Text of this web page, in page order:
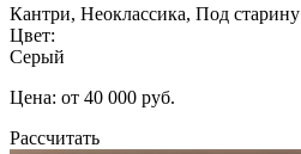
Кантри, Неоклассика, Под старину
Цвет:
Серый
Цена: от 40 000 руб.
Рассчитать